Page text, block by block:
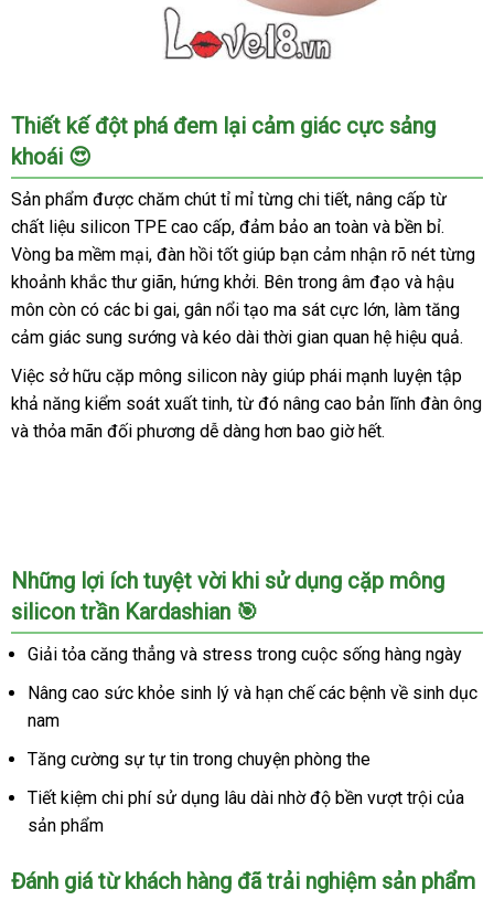
Cặp
mông
silicon
Kardashian
quyến
rũ
tôn
dáng
gợi
cảm
Thiết kế đột phá đem lại cảm giác cực sảng
khoái 😍
Sản phẩm được chăm chút tỉ mỉ từng chi tiết, nâng cấp từ
chất liệu silicon TPE cao cấp, đảm bảo an toàn và bền bỉ.
Vòng ba mềm mại, đàn hồi tốt giúp bạn cảm nhận rõ nét từng
khoảnh khắc thư giãn, hứng khởi. Bên trong âm đạo và hậu
môn còn có các bi gai, gân nổi tạo ma sát cực lớn, làm tăng
cảm giác sung sướng và kéo dài thời gian quan hệ hiệu quả.
Việc sở hữu cặp mông silicon này giúp phái mạnh luyện tập
khả năng kiểm soát xuất tinh, từ đó nâng cao bản lĩnh đàn ông
và thỏa mãn đối phương dễ dàng hơn bao giờ hết.
Những lợi ích tuyệt vời khi sử dụng cặp mông
silicon trần Kardashian 🎯
Giải tỏa căng thẳng và stress trong cuộc sống hàng ngày
Nâng cao sức khỏe sinh lý và hạn chế các bệnh về sinh dục
nam
Tăng cường sự tự tin trong chuyện phòng the
Tiết kiệm chi phí sử dụng lâu dài nhờ độ bền vượt trội của
sản phẩm
Đánh giá từ khách hàng đã trải nghiệm sản phẩm